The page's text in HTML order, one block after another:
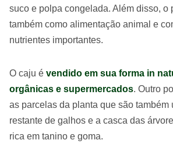
suco e polpa congelada. Além disso, o
também como alimentação animal e
nutrientes importantes.
O caju é vendido em sua forma in
orgânicas e supermercados. Outro
as parcelas da planta que são também
restante de galhos e a casca das
rica em tanino e goma.